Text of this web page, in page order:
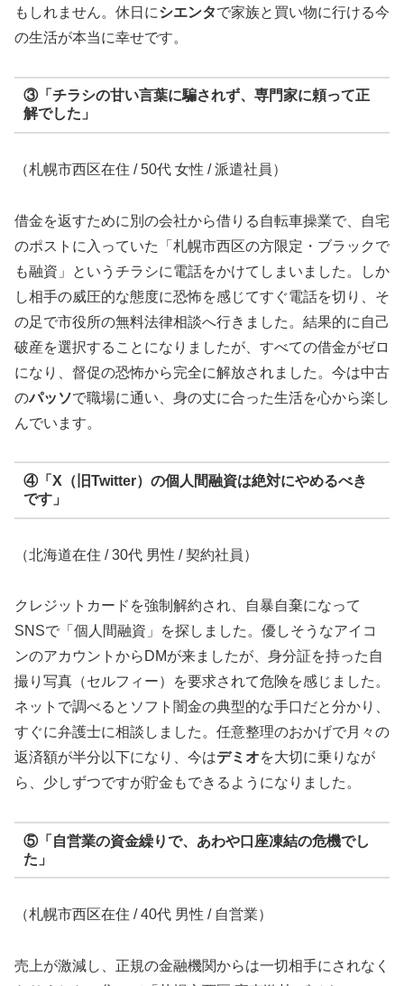
もしれません。休日にシエンタで家族と買い物に行ける今
の生活が本当に幸せです。
③「チラシの甘い言葉に騙されず、専門家に頼って正
解でした」
（札幌市西区在住 / 50代 女性 / 派遣社員）
借金を返すために別の会社から借りる自転車操業で、自宅
のポストに入っていた「札幌市西区の方限定・ブラックで
も融資」というチラシに電話をかけてしまいました。しか
し相手の威圧的な態度に恐怖を感じてすぐ電話を切り、そ
の足で市役所の無料法律相談へ行きました。結果的に自己
破産を選択することになりましたが、すべての借金がゼロ
になり、督促の恐怖から完全に解放されました。今は中古
のパッソで職場に通い、身の丈に合った生活を心から楽し
んでいます。
④「X（旧Twitter）の個人間融資は絶対にやめるべき
です」
（北海道在住 / 30代 男性 / 契約社員）
クレジットカードを強制解約され、自暴自棄になって
SNSで「個人間融資」を探しました。優しそうなアイコ
ンのアカウントからDMが来ましたが、身分証を持った自
撮り写真（セルフィー）を要求されて危険を感じました。
ネットで調べるとソフト闇金の典型的な手口だと分かり、
すぐに弁護士に相談しました。任意整理のおかげで月々の
返済額が半分以下になり、今はデミオを大切に乗りなが
ら、少しずつですが貯金もできるようになりました。
⑤「自営業の資金繰りで、あわや口座凍結の危機でし
た」
（札幌市西区在住 / 40代 男性 / 自営業）
売上が激減し、正規の金融機関からは一切相手にされなく